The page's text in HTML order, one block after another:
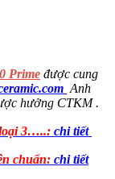
Prime được cung
Anh
hưởng CTKM .
loại 3…..: chi tiết
chuẩn: chi tiết